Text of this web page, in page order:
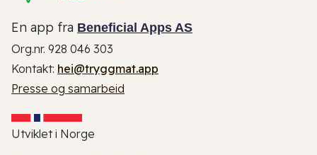
En app fra Beneficial Apps AS
Org.nr. 928 046 303
Kontakt: hei@tryggmat.app
Presse og samarbeid
Utviklet i Norge